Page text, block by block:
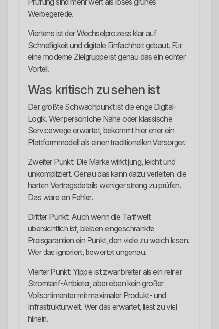
Prüfung sind mehr wert als loses grünes
Werbegerede.
Viertens ist der Wechselprozess klar auf
Schnelligkeit und digitale Einfachheit gebaut. Für
eine moderne Zielgruppe ist genau das ein echter
Vorteil.
Was kritisch zu sehen ist
Der größte Schwachpunkt ist die enge Digital-
Logik. Wer persönliche Nähe oder klassische
Servicewege erwartet, bekommt hier eher ein
Plattformmodell als einen traditionellen Versorger.
Zweiter Punkt: Die Marke wirkt jung, leicht und
unkompliziert. Genau das kann dazu verleiten, die
harten Vertragsdetails weniger streng zu prüfen.
Das wäre ein Fehler.
Dritter Punkt: Auch wenn die Tarifwelt
übersichtlich ist, bleiben eingeschränkte
Preisgarantien ein Punkt, den viele zu weich lesen.
Wer das ignoriert, bewertet ungenau.
Vierter Punkt: Yippie ist zwar breiter als ein reiner
Stromtarif-Anbieter, aber eben kein großer
Vollsortimenter mit maximaler Produkt- und
Infrastrukturwelt. Wer das erwartet, liest zu viel
hinein.